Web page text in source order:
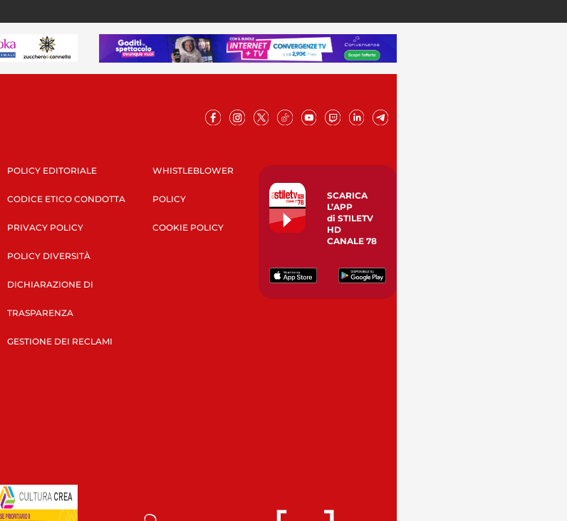
POLICY EDITORIALE
CODICE ETICO CONDOTTA
PRIVACY POLICY
POLICY DIVERSITÀ
DICHIARAZIONE DI
TRASPARENZA
GESTIONE DEI RECLAMI
WHISTLEBLOWER
POLICY
COOKIE POLICY
SCARICA
L’APP
di STILETV
HD
CANALE 78